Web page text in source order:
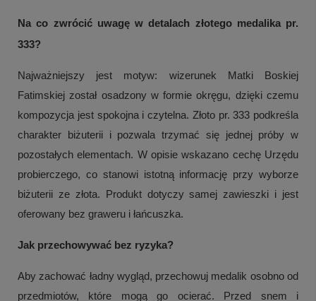
Na co zwrócić uwagę w detalach złotego medalika pr.
333?
Najważniejszy jest motyw: wizerunek Matki Boskiej
Fatimskiej został osadzony w formie okręgu, dzięki czemu
kompozycja jest spokojna i czytelna. Złoto pr. 333 podkreśla
charakter biżuterii i pozwala trzymać się jednej próby w
pozostałych elementach. W opisie wskazano cechę Urzędu
probierczego, co stanowi istotną informację przy wyborze
biżuterii ze złota. Produkt dotyczy samej zawieszki i jest
oferowany bez graweru i łańcuszka.
Jak przechowywać bez ryzyka?
Aby zachować ładny wygląd, przechowuj medalik osobno od
przedmiotów, które mogą go ocierać. Przed snem i